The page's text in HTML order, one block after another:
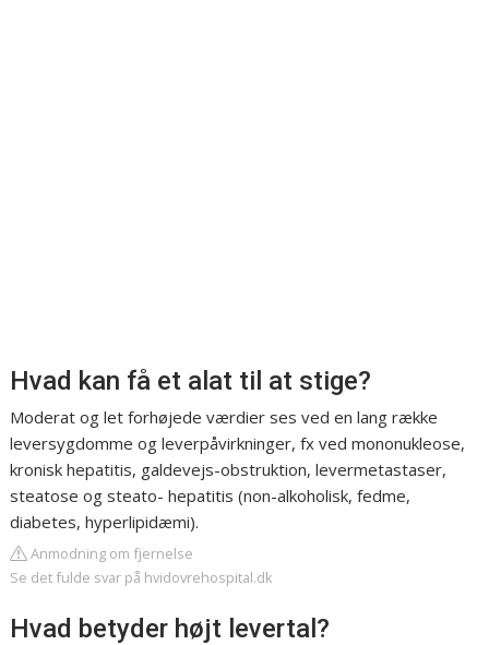
Hvad kan få et alat til at stige?
Moderat og let forhøjede værdier ses ved en lang række
leversygdomme og leverpåvirkninger, fx ved mononukleose,
kronisk hepatitis, galdevejs-obstruktion, levermetastaser,
steatose og steato- hepatitis (non-alkoholisk, fedme,
diabetes, hyperlipidæmi).
Anmodning om fjernelse
Se det fulde svar på hvidovrehospital.dk
Hvad betyder højt levertal?